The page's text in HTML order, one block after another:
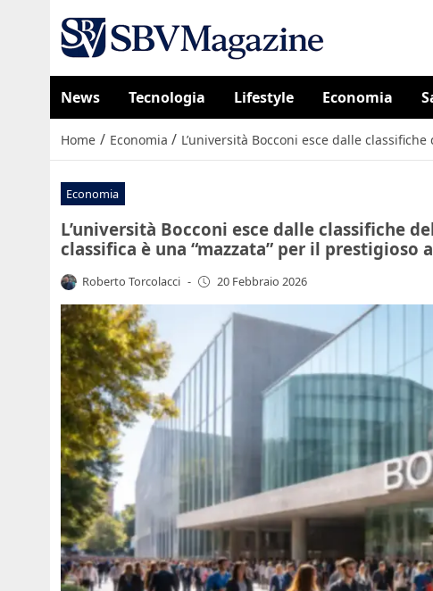
News Tecnologia Lifestyle Economia
Home / Economia / L’università Bocconi esce dalle
Economia
L’università Bocconi esce dalle classifiche
classifica è una “mazzata” per il prestigioso
Roberto Torcolacci - 20 Febbraio 2026